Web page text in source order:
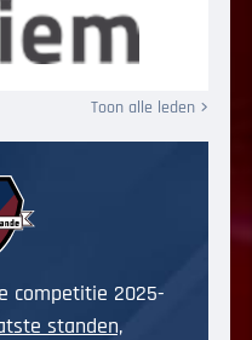
Toon alle leden
competitie 2025-
standen,